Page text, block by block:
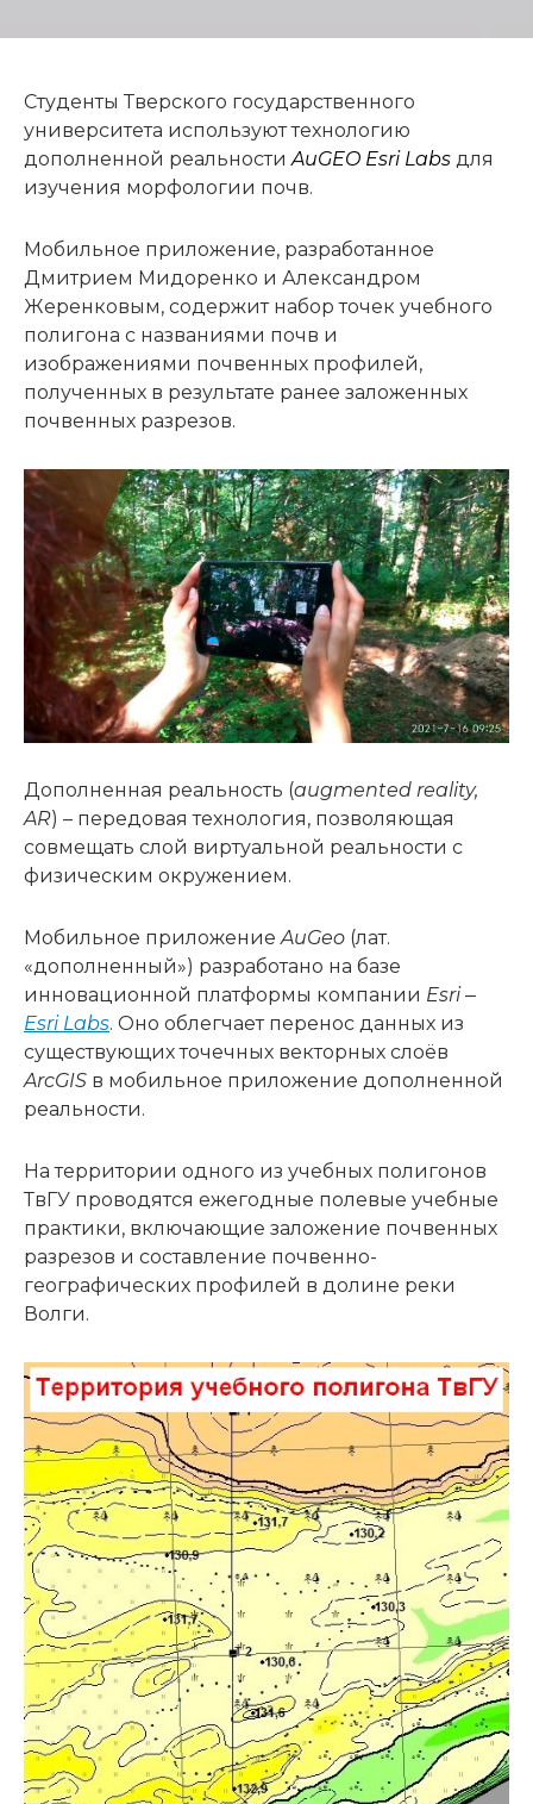
Студенты Тверского государственного
университета используют технологию
дополненной реальностиAuGEO Esri Labs для
изучения морфологии почв.
Мобильное приложение, разработанное
Дмитрием Мидоренко и Александром
Жеренковым, содержит набор точек учебного
полигона с названиями почв и
изображениями почвенных профилей,
полученных в результате ранее заложенных
почвенных разрезов.
Дополненная реальность (augmented reality,
AR) – передовая технология, позволяющая
совмещать слой виртуальной реальности с
физическим окружением.
Мобильное приложение AuGeo (лат.
«дополненный») разработано на базе
инновационной платформы компании Esri‒
Esri Labs. Оно облегчает перенос данных из
существующих точечных векторных слоёв
ArcGIS в мобильное приложение дополненной
реальности.
На территории одного из учебных полигонов
ТвГУ проводятся ежегодные полевые учебные
практики, включающие заложение почвенных
разрезов и составление почвенно-
географических профилей в долине реки
Волги.